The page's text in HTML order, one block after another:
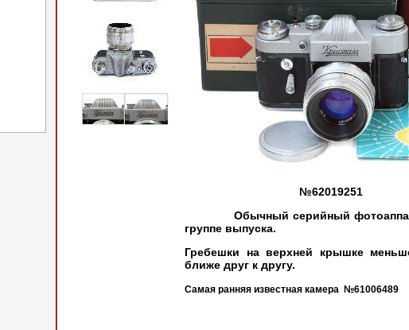
№62019251
Обычный серийный
группе выпуска.
Гребешки на верхней крышке
ближе друг к другу.
Самая ранняя известная камера №61006489